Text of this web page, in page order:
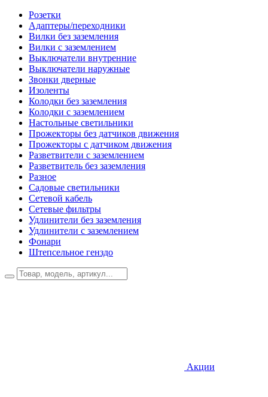
Розетки
Адаптеры/переходники
Вилки без заземления
Вилки с заземлением
Выключатели внутренние
Выключатели наружные
Звонки дверные
Изоленты
Колодки без заземления
Колодки с заземлением
Настольные светильники
Прожекторы без датчиков движения
Прожекторы с датчиком движения
Разветвители с заземлением
Разветвитель без заземления
Разное
Садовые светильники
Сетевой кабель
Сетевые фильтры
Удлинители без заземления
Удлинители с заземлением
Фонари
Штепсельное генздо
Акции